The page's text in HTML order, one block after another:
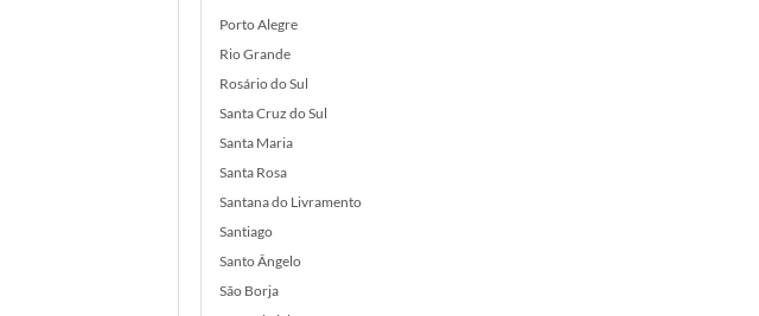
Porto Alegre
Rio Grande
Rosário do Sul
Santa Cruz do Sul
Santa Maria
Santa Rosa
Santana do Livramento
Santiago
Santo Ângelo
São Borja